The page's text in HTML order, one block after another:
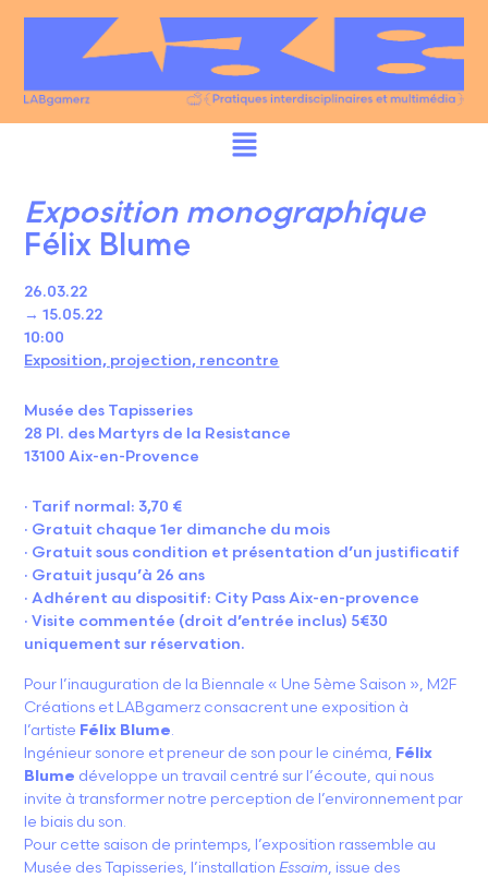
Exposition monographique
Félix Blume
26.03.22
→ 15.05.22
10:00
Exposition, projection, rencontre
Musée des Tapisseries
28 Pl. des Martyrs de la Resistance
13100 Aix-en-Provence
· Tarif normal: 3,70 €
· Gratuit chaque 1er dimanche du mois
· Gratuit sous condition et présentation d’un justificatif
· Gratuit jusqu’à 26 ans
· Adhérent au dispositif: City Pass Aix-en-provence
· Visite commentée (droit d’entrée inclus) 5€30
uniquement sur réservation.
Pour l’inauguration de la Biennale « Une 5ème Saison », M2F
Créations et LABgamerz consacrent une exposition à
l’artiste Félix Blume.
Ingénieur sonore et preneur de son pour le cinéma, Félix
Blume développe un travail centré sur l’écoute, qui nous
invite à transformer notre perception de l’environnement par
le biais du son.
Pour cette saison de printemps, l’exposition rassemble au
Musée des Tapisseries, l’installationEssaim, issue des